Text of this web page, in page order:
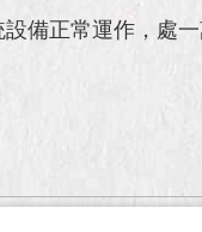
備正常運作，處